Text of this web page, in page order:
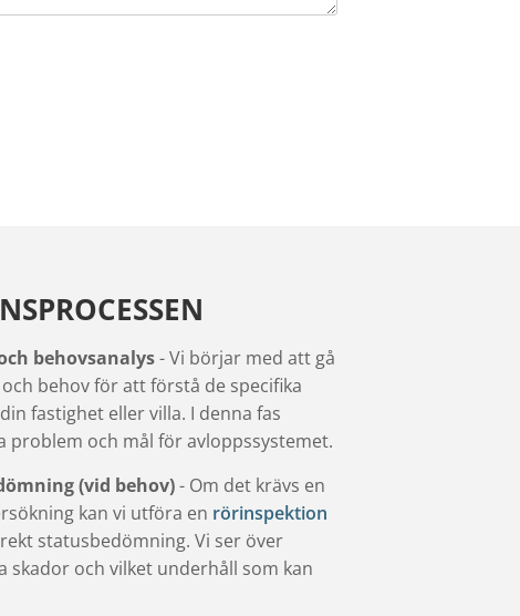
behovsanalys- Vi börjar med att gå
behov för att förstå de specifika
fastighet eller villa. I denna fas
problem och mål för avloppssystemet.
(vid behov)- Om det krävs en
kan vi utföra en rörinspektion
statusbedömning. Vi ser över
skador och vilket underhåll som kan